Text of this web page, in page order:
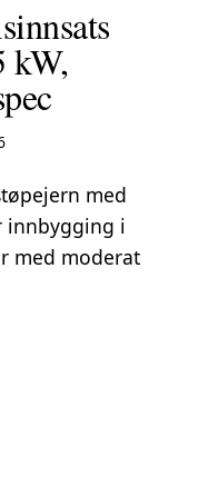
kW,
med
i
med moderat